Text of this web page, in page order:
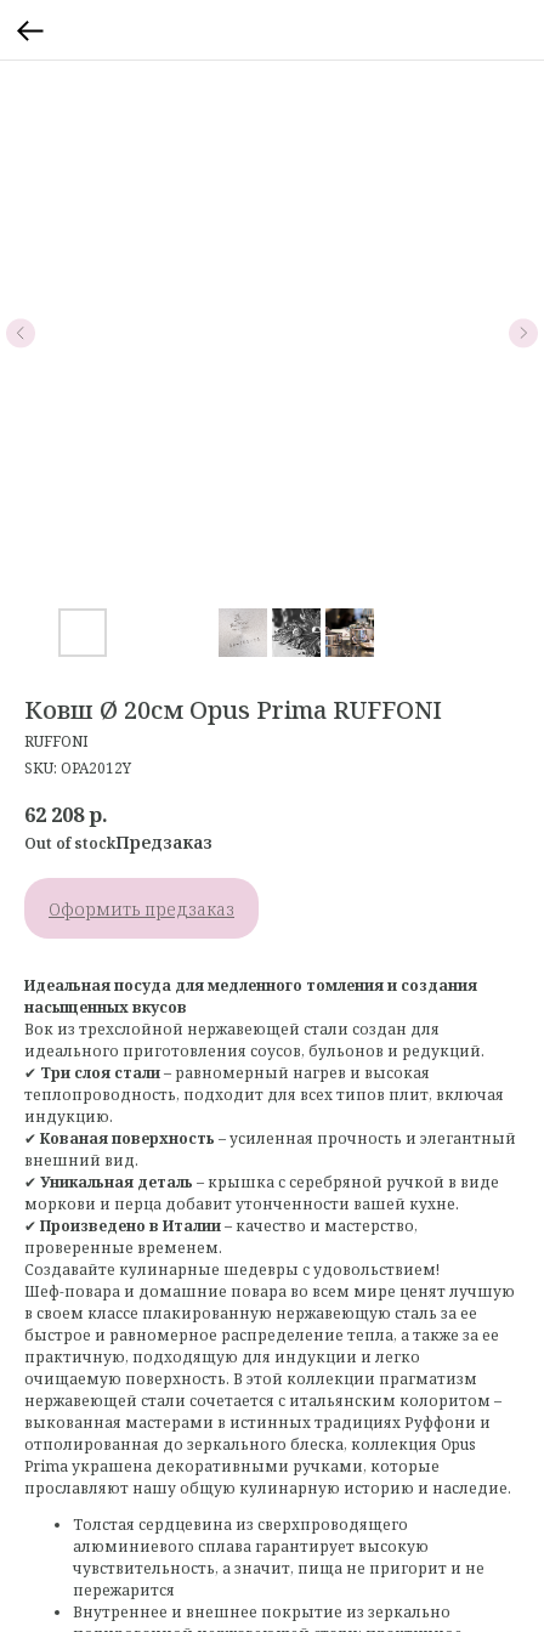
Ковш Ø 20см Opus Prima RUFFONI
RUFFONI
SKU: OPA2012Y
62 208р.
Out of stock
Оформить предзаказ
Идеальная посуда для медленного томления и создания
насыщенных вкусов
Вок из трехслойной нержавеющей стали создан для
идеального приготовления соусов, бульонов и редукций.
✔ Три слоя стали– равномерный нагрев и высокая
теплопроводность, подходит для всех типов плит, включая
индукцию.
✔ Кованая поверхность – усиленная прочность и элегантный
внешний вид.
✔ Уникальная деталь – крышка с серебряной ручкой в виде
моркови и перца добавит утонченности вашей кухне.
✔ Произведено в Италии– качество и мастерство,
проверенные временем.
Создавайте кулинарные шедевры с удовольствием!
Шеф-повара и домашние повара во всем мире ценят лучшую
в своем классе плакированную нержавеющую сталь за ее
быстрое и равномерное распределение тепла, а также за ее
практичную, подходящую для индукции и легко
очищаемую поверхность. В этой коллекции прагматизм
нержавеющей стали сочетается с итальянским колоритом –
выкованная мастерами в истинных традициях Руффони и
отполированная до зеркального блеска, коллекция Opus
Prima украшена декоративными ручками, которые
прославляют нашу общую кулинарную историю и наследие.
Толстая сердцевина из сверхпроводящего
алюминиевого сплава гарантирует высокую
чувствительность, а значит, пища не пригорит и не
пережарится
Внутреннее и внешнее покрытие из зеркально